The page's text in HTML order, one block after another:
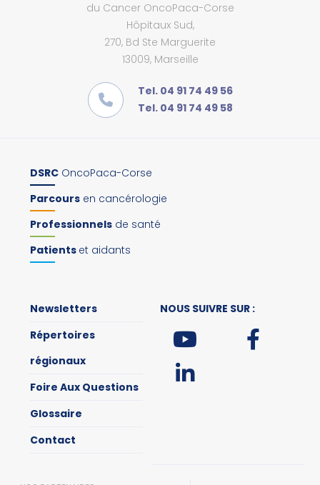
du Cancer OncoPaca-Corse
Hôpitaux Sud,
270, Bd Ste Marguerite
13009, Marseille
Tel. 04 91 74 49 56
Tel. 04 91 74 49 58
DSRC OncoPaca-Corse
Parcours en cancérologie
Professionnels de santé
Patients et aidants
Newsletters
Répertoires
régionaux
Foire Aux Questions
Glossaire
Contact
NOUS SUIVRE SUR :